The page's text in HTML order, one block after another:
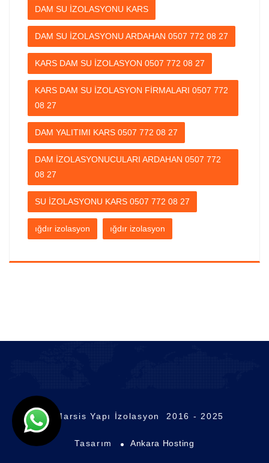
DAM SU İZOLASYONU KARS
DAM SU İZOLASYONU ARDAHAN 0507 772 08 27
KARS DAM SU İZOLASYON 0507 772 08 27
KARS DAM SU İZOLASYON FİRMALARI 0507 772
08 27
DAM YALITIMI KARS 0507 772 08 27
DAM İZOLASYONUCULARI ARDAHAN 0507 772
08 27
SU İZOLASYONU KARS 0507 772 08 27
ığdır izolasyon ığdır izolasyon
© Marsis Yapı İzolasyon 2016 - 2025
Tasarım Ankara Hosting